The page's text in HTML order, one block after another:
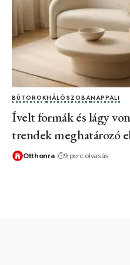
BÚTOROKHÁLÓSZOBANAPPALI
Ívelt formák és lágy
trendek meghatározó
Otthonra 9 perc olvasás